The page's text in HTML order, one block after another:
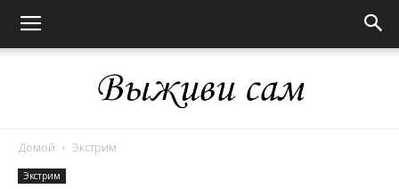
Домой Экстрим
Экстрим